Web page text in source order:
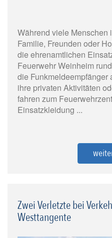
Während viele Menschen
Familie, Freunden oder
die ehrenamtlichen
Feuerwehr Weinheim
die Funkmeldeempfänger
ihre privaten Aktivitäten
fahren zum
Einsatzkleidung ...
Zwei Verletzte bei
Westtangente